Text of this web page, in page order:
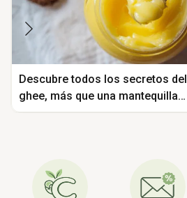
Descubre todos los secretos del
ghee, más que una mantequilla
clarificada